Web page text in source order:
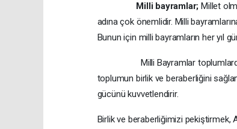
Milli bayramlar; Millet
adına çok önemlidir. Milli
Bunun için milli bayramların her yıl
Milli Bayramlar toplumlarda millî
toplumun birlik ve beraberliğini
gücünü kuvvetlendirir.
Birlik ve beraberliğimizi pekiştirmek,